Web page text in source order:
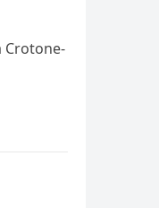
Crotone-